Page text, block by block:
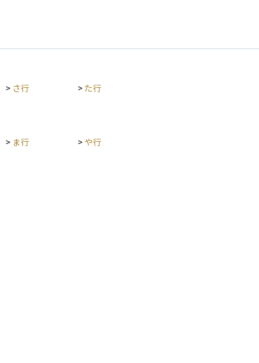
> さ行 > た行
> ま行 > や行